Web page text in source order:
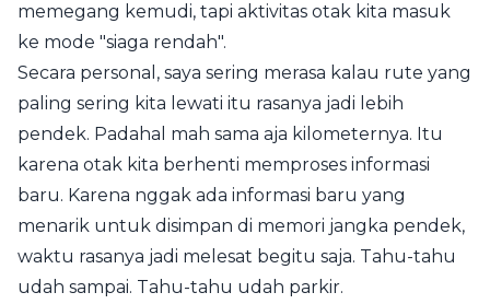
memegang kemudi, tapi aktivitas otak kita masuk
ke mode "siaga rendah".
Secara personal, saya sering merasa kalau rute yang
paling sering kita lewati itu rasanya jadi lebih
pendek. Padahal mah sama aja kilometernya. Itu
karena otak kita berhenti memproses informasi
baru. Karena nggak ada informasi baru yang
menarik untuk disimpan di memori jangka pendek,
waktu rasanya jadi melesat begitu saja. Tahu-tahu
udah sampai. Tahu-tahu udah parkir.